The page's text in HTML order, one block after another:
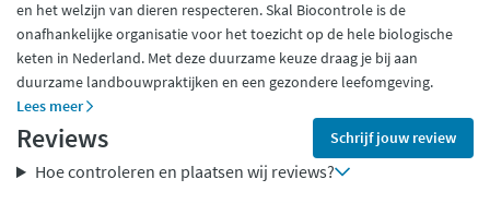
en het welzijn van dieren respecteren. Skal Biocontrole is de
onafhankelijke organisatie voor het toezicht op de hele biologische
keten in Nederland. Met deze duurzame keuze draag je bij aan
duurzame landbouwpraktijken en een gezondere leefomgeving.
Lees meer
Reviews Schrijf jouw review
Hoe controleren en plaatsen wij reviews?